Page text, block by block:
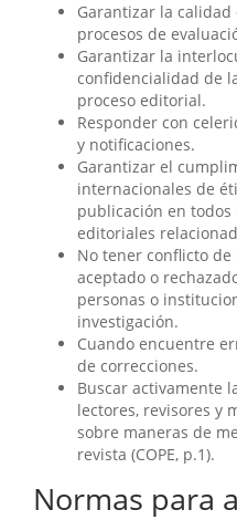
Garantizar la
procesos de
Garantizar la
confidencialidad de
proceso editorial.
Responder con
y notificaciones.
Garantizar el
internacionales de
publicación en todos
editoriales
No tener conflicto
aceptado o
personas o
investigación.
Cuando encuentre
de correcciones.
Buscar activamente
lectores, revisores y
sobre maneras de
revista (COPE, p.1).
Normas para